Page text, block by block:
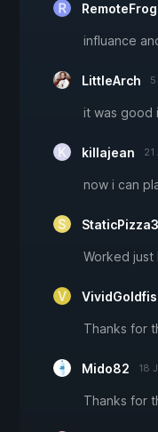
influance
LittleArch
it was good
killajean 21
now i can
Worked just
Thanks for
Mido82 18
Thanks for